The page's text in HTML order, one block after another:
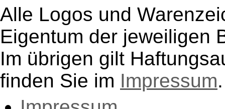
Alle Logos und
Eigentum der jeweiligen
Im übrigen gilt
finden Sie im Impressum.